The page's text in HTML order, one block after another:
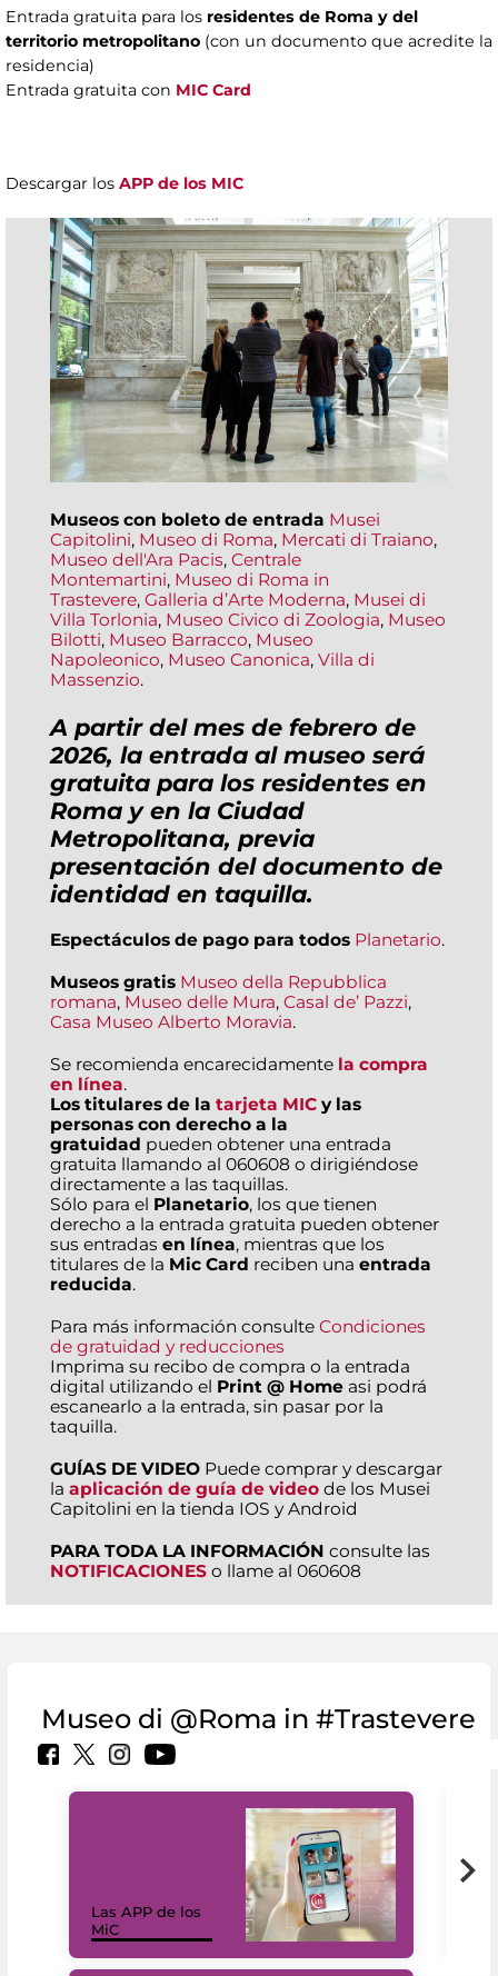
Entrada gratuita para los residentes de Roma y del
territorio metropolitano (con un documento que acredite la
residencia)
Entrada gratuita con MIC Card
Descargar los APP de los MIC
Museos con boleto de entrada Musei
Capitolini, Museo di Roma, Mercati di Traiano,
Museo dell'Ara Pacis, Centrale
Montemartini, Museo di Roma in
Trastevere, Galleria d’Arte Moderna, Musei di
Villa Torlonia, Museo Civico di Zoologia, Museo
Bilotti, Museo Barracco, Museo
Napoleonico, Museo Canonica, Villa di
Massenzio.
A partir del mes de febrero de
2026, la entrada al museo será
gratuita para los residentes en
Roma y en la Ciudad
Metropolitana, previa
presentación del documento de
identidad en taquilla.
Espectáculos de pago para todos Planetario.
Museos gratis Museo della Repubblica
romana, Museo delle Mura, Casal de’ Pazzi,
Casa Museo Alberto Moravia.
Se recomienda encarecidamente la compra
en línea.
Los titulares de la tarjeta MIC y las
personas con derecho a la
gratuidad pueden obtener una entrada
gratuita llamando al 060608 o dirigiéndose
directamente a las taquillas.
Sólo para el Planetario, los que tienen
derecho a la entrada gratuita pueden obtener
sus entradas en línea, mientras que los
titulares de la Mic Card reciben una entrada
reducida.
Para más información consulte Condiciones
de gratuidad y reducciones
Imprima su recibo de compra o la entrada
digital utilizando el Print @ Home asi podrá
escanearlo a la entrada, sin pasar por la
taquilla.
GUÍAS DE VIDEO Puede comprar y descargar
la aplicación de guía de video de los Musei
Capitolini en la tienda IOS y Android
PARA TODA LA INFORMACIÓN consulte las
NOTIFICACIONES o llame al 060608
Museo di @Roma in #Trastevere
Las APP de los
MiC